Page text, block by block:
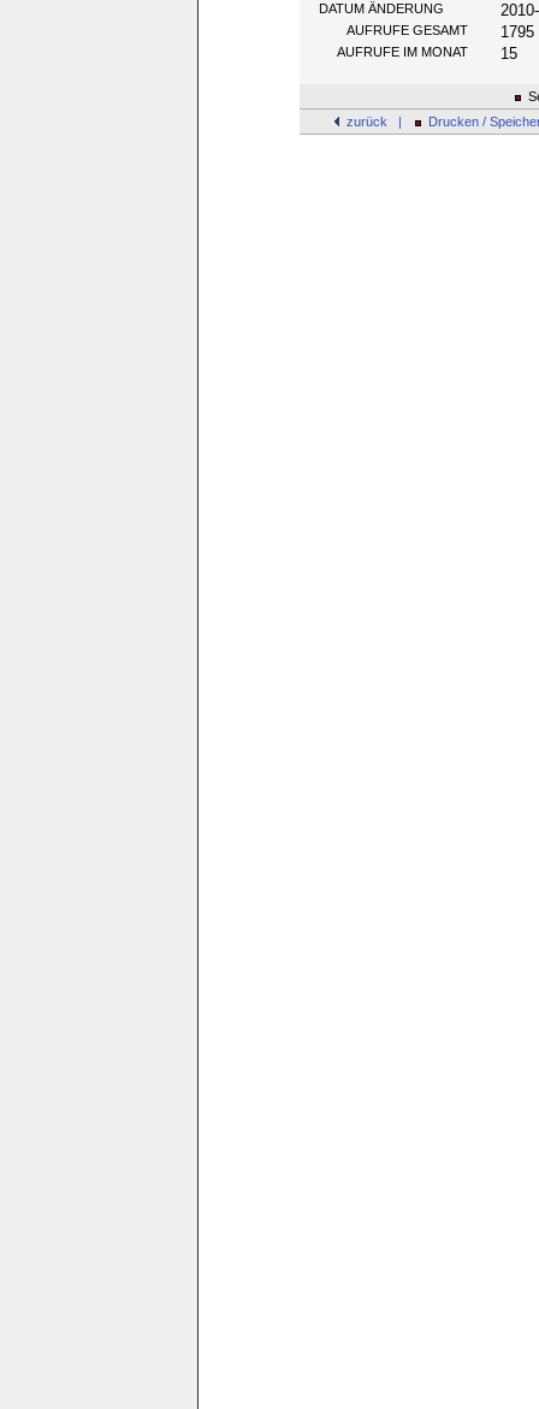
DATUM ÄNDERUNG
AUFRUFE GESAMT 1795
AUFRUFE IM MONAT 15
zurück |
Drucken /